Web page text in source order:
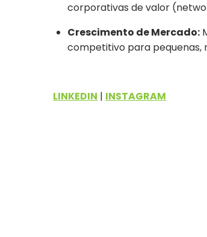
corporativas de valor
Crescimento de Mercado:
competitivo para pequenas,
LINKEDIN | INSTAGRAM